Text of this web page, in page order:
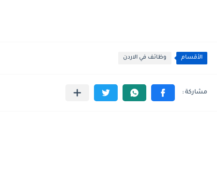
الأقسام وظائف في الاردن